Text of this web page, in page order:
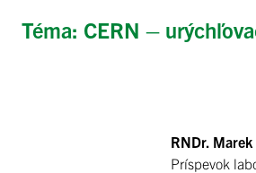
Téma: CERN –
RNDr.
Príspevok